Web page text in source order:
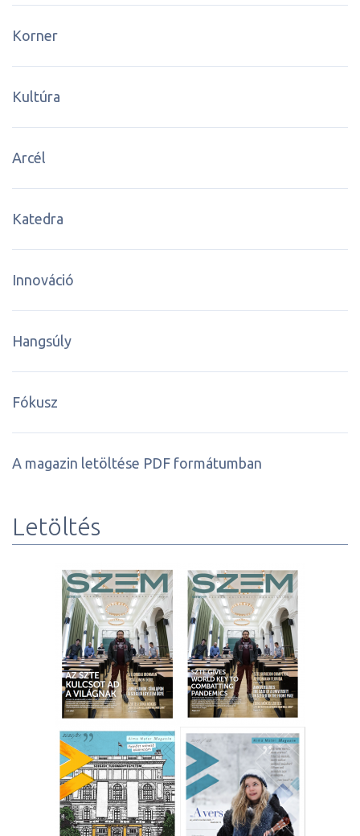
Korner
Kultúra
Arcél
Katedra
Innováció
Hangsúly
Fókusz
A magazin letöltése PDF formátumban
Letöltés